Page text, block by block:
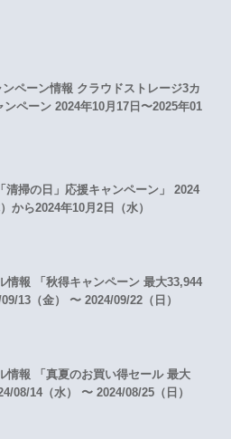
ペーン情報 クラウドストレージ3カ
ンペーン 2024年10月17日〜2025年01
掃の日」応援キャンペーン」 2024
から2024年10月2日（水）
情報 「秋得キャンペーン 最大33,944
13（金） 〜 2024/09/22（日）
情報 「真夏のお買い得セール 最大
08/14（水） 〜 2024/08/25（日）